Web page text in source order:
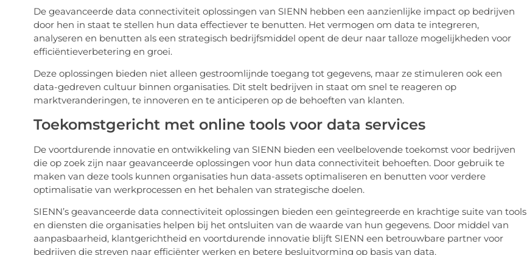
De geavanceerde data connectiviteit oplossingen van SIENN hebben een aanzienlijke impact op bedrijven
door hen in staat te stellen hun data effectiever te benutten. Het vermogen om data te integreren,
analyseren en benutten als een strategisch bedrijfsmiddel opent de deur naar talloze mogelijkheden voor
efficiëntieverbetering en groei.
Deze oplossingen bieden niet alleen gestroomlijnde toegang tot gegevens, maar ze stimuleren ook een
data-gedreven cultuur binnen organisaties. Dit stelt bedrijven in staat om snel te reageren op
marktveranderingen, te innoveren en te anticiperen op de behoeften van klanten.
Toekomstgericht met online tools voor data services
De voortdurende innovatie en ontwikkeling van SIENN bieden een veelbelovende toekomst voor bedrijven
die op zoek zijn naar geavanceerde oplossingen voor hun data connectiviteit behoeften. Door gebruik te
maken van deze tools kunnen organisaties hun data-assets optimaliseren en benutten voor verdere
optimalisatie van werkprocessen en het behalen van strategische doelen.
SIENN’s geavanceerde data connectiviteit oplossingen bieden een geïntegreerde en krachtige suite van tools
en diensten die organisaties helpen bij het ontsluiten van de waarde van hun gegevens. Door middel van
aanpasbaarheid, klantgerichtheid en voortdurende innovatie blijft SIENN een betrouwbare partner voor
bedrijven die streven naar efficiënter werken en betere besluitvorming op basis van data.